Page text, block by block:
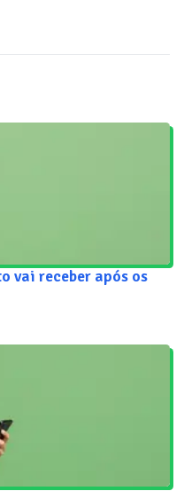
vai receber após os